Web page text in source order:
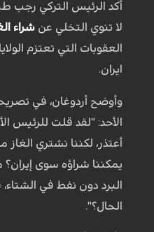
أكد الرئيس التركي رجب
لا تنوي التخلي عن شراء
العقوبات التي تعتزم
ايران.
وأوضح أردوغان، في
الأحد: "لقد قلت للرئيس
أعتذر، لكننا نشتري
يمكننا شراؤه سوى
البرد دون نفط في
الحال؟".